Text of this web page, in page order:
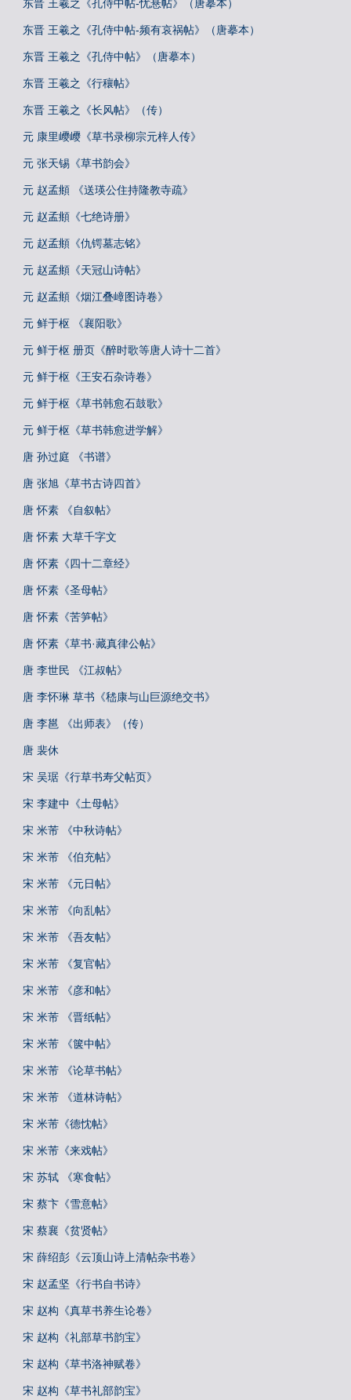
东晋 王羲之《孔侍中帖-忧悬帖》（唐摹本）
东晋 王羲之《孔侍中帖-频有哀祸帖》（唐摹本）
东晋 王羲之《孔侍中帖》（唐摹本）
东晋 王羲之《行穰帖》
东晋 王羲之《长风帖》（传）
元 康里巎巎《草书录柳宗元梓人传》
元 张天锡《草书韵会》
元 赵孟頫 《送瑛公住持隆教寺疏》
元 赵孟頫《七绝诗册》
元 赵孟頫《仇锷墓志铭》
元 赵孟頫《天冠山诗帖》
元 赵孟頫《烟江叠嶂图诗卷》
元 鲜于枢 《襄阳歌》
元 鲜于枢 册页《醉时歌等唐人诗十二首》
元 鲜于枢《王安石杂诗卷》
元 鲜于枢《草书韩愈石鼓歌》
元 鲜于枢《草书韩愈进学解》
唐 孙过庭 《书谱》
唐 张旭《草书古诗四首》
唐 怀素 《自叙帖》
唐 怀素 大草千字文
唐 怀素《四十二章经》
唐 怀素《圣母帖》
唐 怀素《苦笋帖》
唐 怀素《草书·藏真律公帖》
唐 李世民 《江叔帖》
唐 李怀琳 草书《嵇康与山巨源绝交书》
唐 李邕 《出师表》（传）
唐 裴休
宋 吴琚《行草书寿父帖页》
宋 李建中《土母帖》
宋 米芾 《中秋诗帖》
宋 米芾 《伯充帖》
宋 米芾 《元日帖》
宋 米芾 《向乱帖》
宋 米芾 《吾友帖》
宋 米芾 《复官帖》
宋 米芾 《彦和帖》
宋 米芾 《晋纸帖》
宋 米芾 《箧中帖》
宋 米芾 《论草书帖》
宋 米芾 《道林诗帖》
宋 米芾《德忱帖》
宋 米芾《来戏帖》
宋 苏轼 《寒食帖》
宋 蔡卞《雪意帖》
宋 蔡襄《贫贤帖》
宋 薛绍彭《云顶山诗上清帖杂书卷》
宋 赵孟坚《行书自书诗》
宋 赵构《真草书养生论卷》
宋 赵构《礼部草书韵宝》
宋 赵构《草书洛神赋卷》
宋 赵构《草书礼部韵宝》